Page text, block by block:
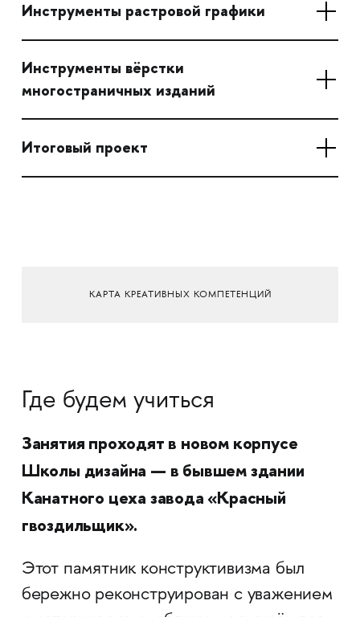
Инструменты растровой графики
Инструменты вёрстки
многостраничных изданий
Итоговый проект
КАРТА КРЕАТИВНЫХ КОМПЕТЕНЦИЙ
Где будем учиться
Занятия проходят в новом корпусе
Школы дизайна — в бывшем здании
Канатного цеха завода «Красный
гвоздильщик».
Этот памятник конструктивизма был
бережно реконструирован с уважением